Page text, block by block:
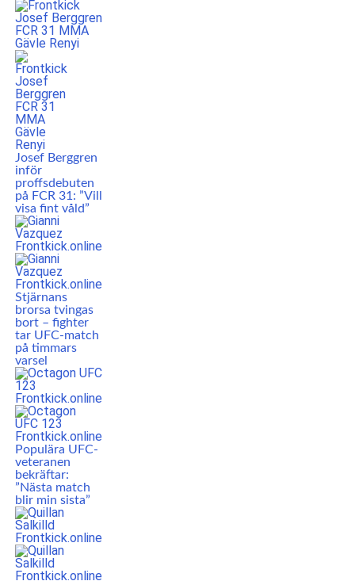
Josef Berggren
inför
proffsdebuten
på FCR 31: ”Vill
visa fint våld”
Stjärnans
brorsa tvingas
bort – fighter
tar UFC-match
på timmars
varsel
Populära UFC-
veteranen
bekräftar:
”Nästa match
blir min sista”